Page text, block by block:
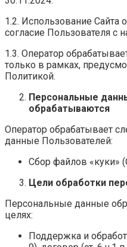
1.2. Использование Сайта
согласие Пользователя с
1.3. Оператор
только в рамках,
Политикой.
Персональные
обрабатываются
Оператор обрабатывает
данные Пользователей:
Сбор файлов «куки»
Цели обработки
Персональные данные
целях:
Поддержка и